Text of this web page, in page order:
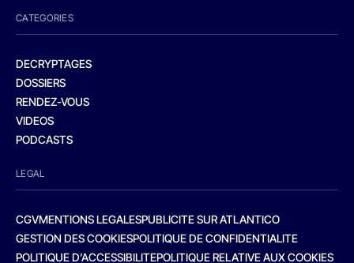
CATEGORIES
DECRYPTAGES
DOSSIERS
RENDEZ-VOUS
VIDEOS
PODCASTS
LEGAL
CGVMENTIONS LEGALESPUBLICITE SUR ATLANTICO
GESTION DES COOKIESPOLITIQUE DE CONFIDENTIALITE
POLITIQUE D’ACCESSIBILITEPOLITIQUE RELATIVE AUX COOKIES